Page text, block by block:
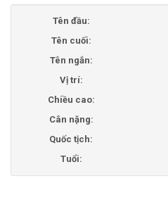
Tên đầu:
Tên cuối:
Tên ngắn:
Vị trí:
Chiều cao:
Cân nặng:
Quốc tịch:
Tuổi: